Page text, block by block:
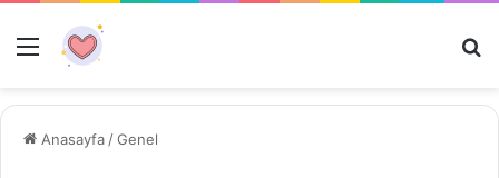
Menü
Anasayfa /Genel